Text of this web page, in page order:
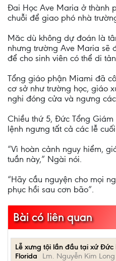
Đai Học Ave Maria ở thành
chuỗi để giao phó nhà
Măc dù không dự đoán là
nhưng trường Ave Maria sẽ
để cho sinh viên có thể di
Tổng giáo phận Miami đã
cơ sở như trường học, giáo
nghi đóng cửa và ngưng
Chiều thứ 5, Đức Tổng Giám
lệnh ngưng tất cả các lễ
“Vì hoàn cảnh nguy hiểm,
tuần này,” Ngài nói.
“Hãy cầu nguyện cho mọi
phục hồi sau cơn bão”.
Bài có liên quan
Lễ xưng tội lần đầu tại xứ Đức
Florida
Lm. Nguyễn Kim Long